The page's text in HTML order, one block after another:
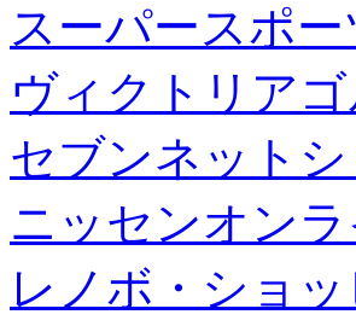
スーパースポ
ヴィクトリア
セブンネット
ニッセンオン
レノボ・ショ